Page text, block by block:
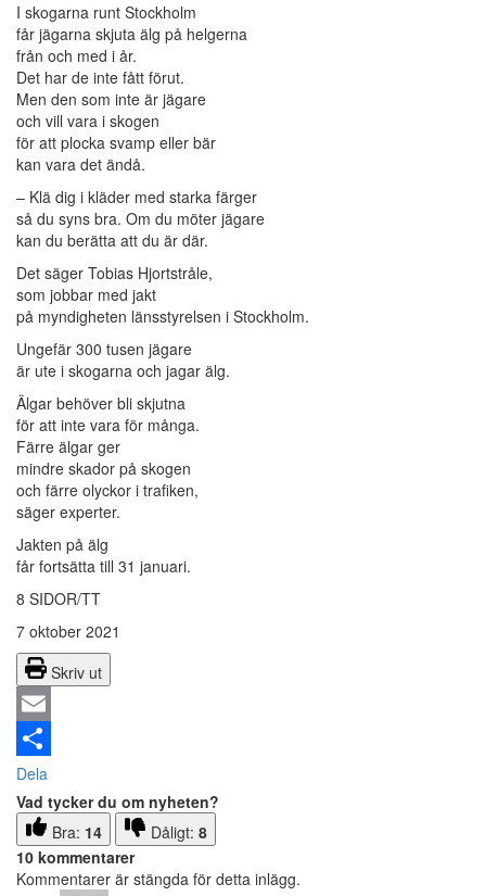
I skogarna runt Stockholm
får jägarna skjuta älg på helgerna
från och med i år.
Det har de inte fått förut.
Men den som inte är jägare
och vill vara i skogen
för att plocka svamp eller bär
kan vara det ändå.
– Klä dig i kläder med starka färger
så du syns bra. Om du möter jägare
kan du berätta att du är där.
Det säger Tobias Hjortstråle,
som jobbar med jakt
på myndigheten länsstyrelsen i Stockholm.
Ungefär 300 tusen jägare
är ute i skogarna och jagar älg.
Älgar behöver bli skjutna
för att inte vara för många.
Färre älgar ger
mindre skador på skogen
och färre olyckor i trafiken,
säger experter.
Jakten på älg
får fortsätta till 31 januari.
8 SIDOR/TT
7 oktober 2021
Skriv ut
Email
Dela
Vad tycker du om nyheten?
Bra: 14 Dåligt: 8
10 kommentarer
Kommentarer är stängda för detta inlägg.